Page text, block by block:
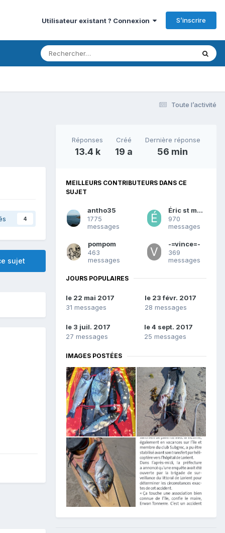
Utilisateur existant ? Connexion S’inscrire
Toute l’activité
4
sujet
Réponses
13.4 k
Créé
19 a
Dernière réponse
56 min
MEILLEURS CONTRIBUTEURS DANS CE
SUJET
antho35
1775
messages
Éric st malo
970
messages
pompom
463
messages
-=vince=-
369
messages
JOURS POPULAIRES
le 22 mai 2017
31 messages
le 23 févr. 2017
28 messages
le 3 juil. 2017
27 messages
le 4 sept. 2017
25 messages
IMAGES POSTÉES